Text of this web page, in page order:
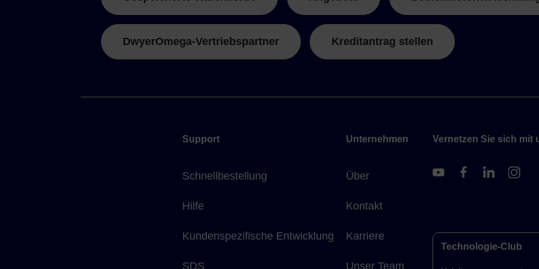
DwyerOmega-Vertriebspartner Kreditantrag stellen
Support
Schnellbestellung
Hilfe
Kundenspezifische Entwicklung
SDS
Unternehmen
Über
Kontakt
Karriere
Unser Team
Vernetzen Sie sich mit
Technologie-Club